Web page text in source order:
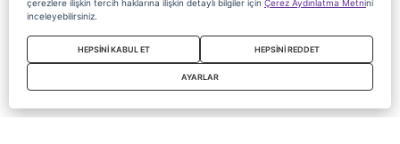
çerezlere ilişkin tercih haklarına ilişkin detaylı bilgiler için Çerez Aydınlatma Metnini
inceleyebilirsiniz.
HEPSİNİ KABUL ET HEPSİNİ REDDET
AYARLAR